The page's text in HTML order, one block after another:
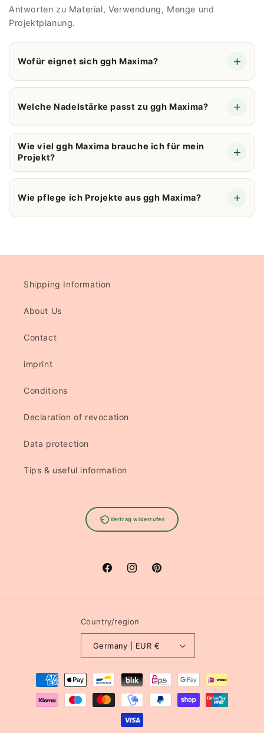
Antworten zu Material, Verwendung, Menge und
Projektplanung.
Wofür eignet sich ggh Maxima?
Welche Nadelstärke passt zu ggh Maxima?
Wie viel ggh Maxima brauche ich für mein
Projekt?
Wie pflege ich Projekte aus ggh Maxima?
Shipping Information
About Us
Contact
imprint
Conditions
Declaration of revocation
Data protection
Tips & useful information
Vertrag widerrufen
FacebookInstagramPinterest
Country/region
Germany | EUR €
Payment
methods